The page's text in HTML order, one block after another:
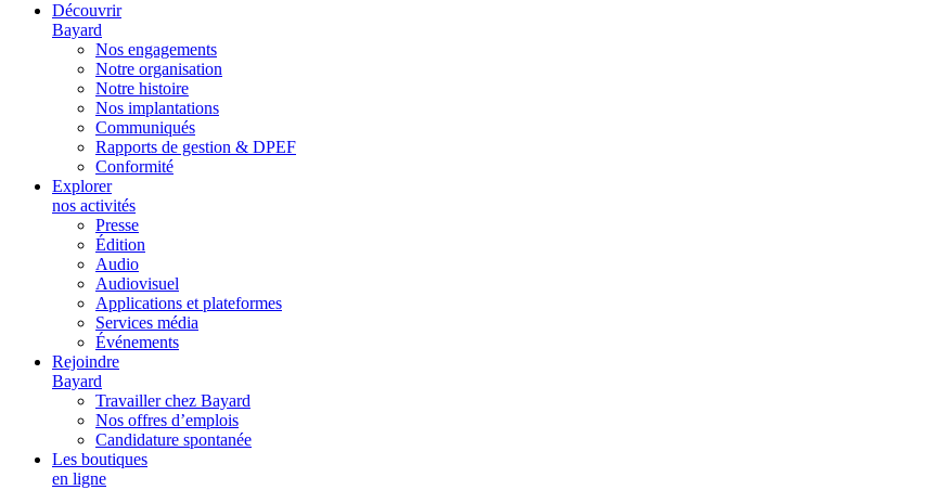
Découvrir
Bayard
Nos engagements
Notre organisation
Notre histoire
Nos implantations
Communiqués
Rapports de gestion & DPEF
Conformité
Explorer
nos activités
Presse
Édition
Audio
Audiovisuel
Applications et plateformes
Services média
Événements
Rejoindre
Bayard
Travailler chez Bayard
Nos offres d’emplois
Candidature spontanée
Les boutiques
en ligne